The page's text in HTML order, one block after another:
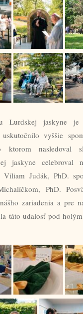
Lurdskej jaskyne
vyššie
nasledoval
jaskyne celebroval
Judák, PhD.
PhD.
zariadenia a pre
táto udalosť pod